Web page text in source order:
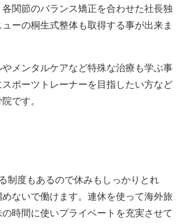
関節のバランス矯正を合わせた社長独
ーの桐生式整体も取得する事が出来ま
メンタルケアなど特殊な治療も学ぶ事
ポーツトレーナーを目指したい方など
です。
制度もあるので休みもしっかりとれ
ないで働けます。連休を使って海外旅
時間に使いプライベートを充実させて